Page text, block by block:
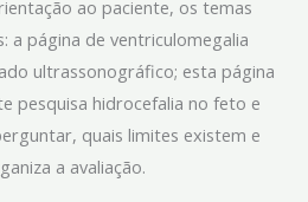
ao paciente, os temas
a página de ventriculomegalia
ultrassonográfico; esta página
pesquisa hidrocefalia no feto e
quais limites existem e
a avaliação.